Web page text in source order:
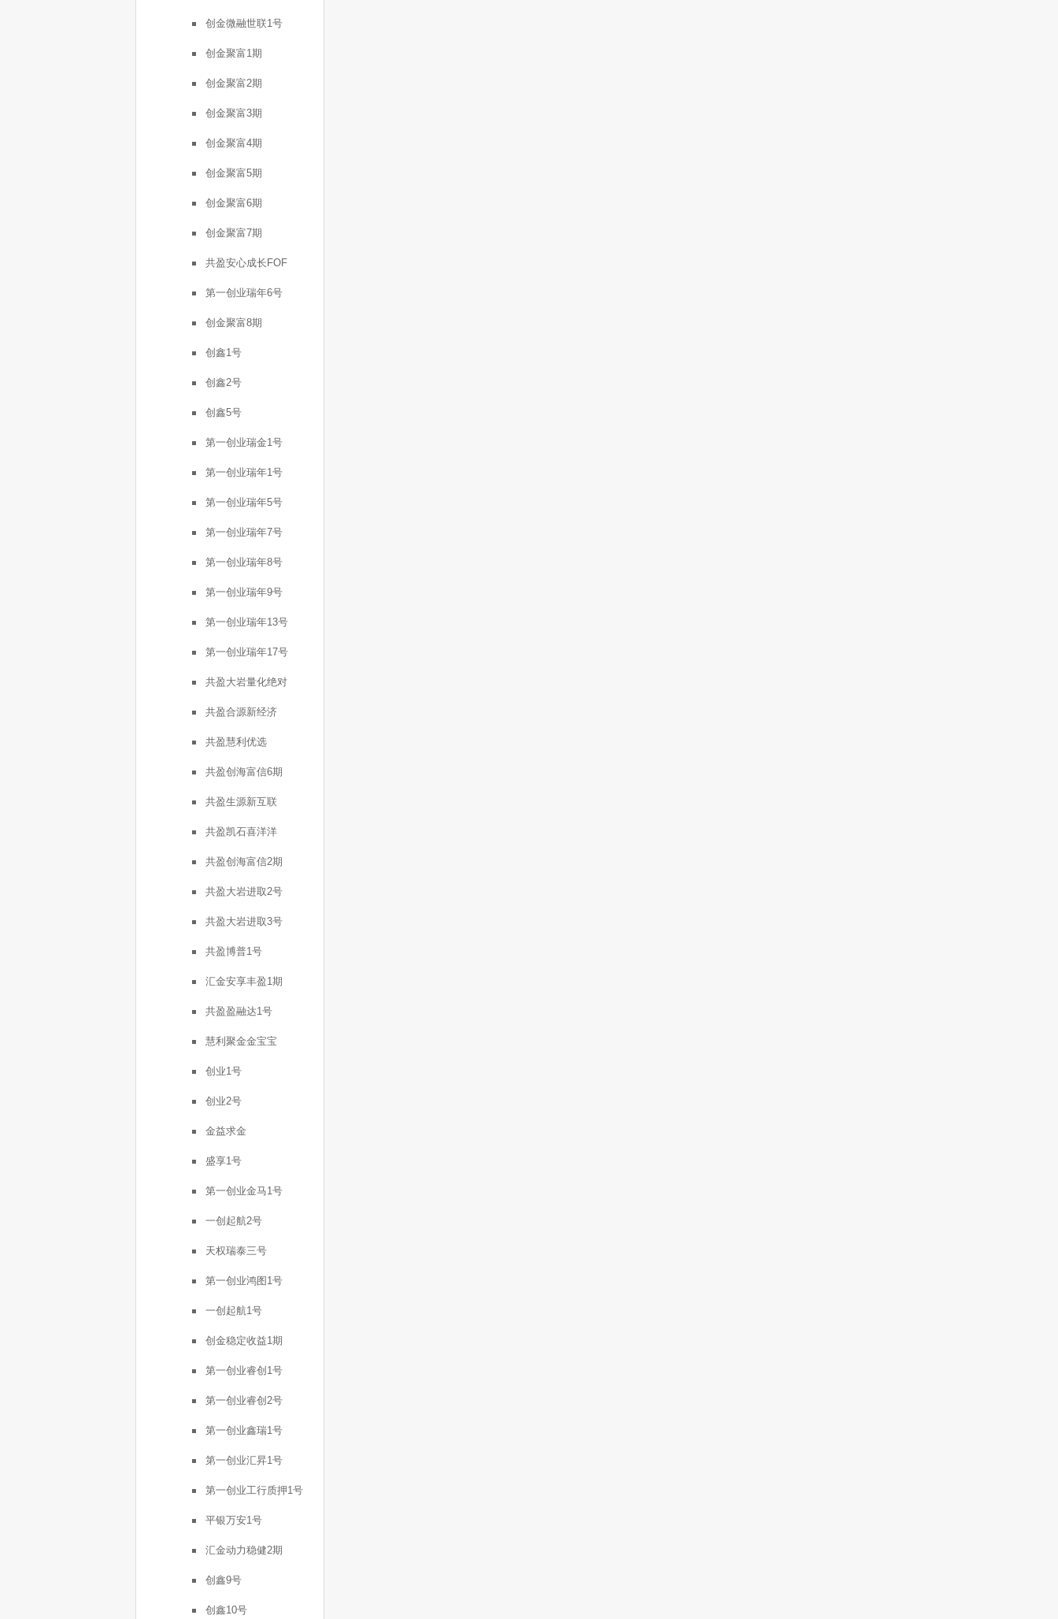
创金微融世联1号
创金聚富1期
创金聚富2期
创金聚富3期
创金聚富4期
创金聚富5期
创金聚富6期
创金聚富7期
共盈安心成长FOF
第一创业瑞年6号
创金聚富8期
创鑫1号
创鑫2号
创鑫5号
第一创业瑞金1号
第一创业瑞年1号
第一创业瑞年5号
第一创业瑞年7号
第一创业瑞年8号
第一创业瑞年9号
第一创业瑞年13号
第一创业瑞年17号
共盈大岩量化绝对
共盈合源新经济
共盈慧利优选
共盈创海富信6期
共盈生源新互联
共盈凯石喜洋洋
共盈创海富信2期
共盈大岩进取2号
共盈大岩进取3号
共盈博普1号
汇金安享丰盈1期
共盈盈融达1号
慧利聚金金宝宝
创业1号
创业2号
金益求金
盛享1号
第一创业金马1号
一创起航2号
天权瑞泰三号
第一创业鸿图1号
一创起航1号
创金稳定收益1期
第一创业睿创1号
第一创业睿创2号
第一创业鑫瑞1号
第一创业汇昇1号
第一创业工行质押1号
平银万安1号
汇金动力稳健2期
创鑫9号
创鑫10号